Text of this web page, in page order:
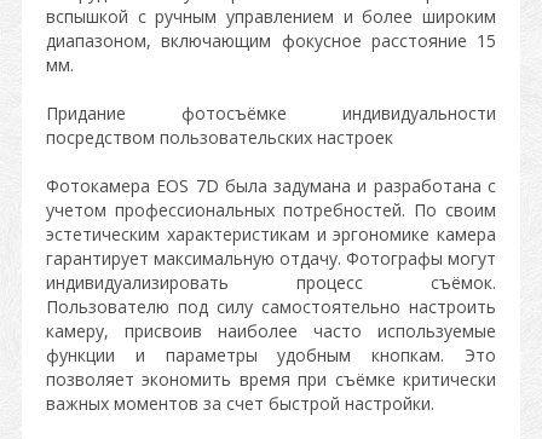
вспышкой с ручным управлением и более широким
диапазоном, включающим фокусное расстояние 15
мм.
Придание фотосъёмке индивидуальности
посредством пользовательских настроек
Фотокамера EOS 7D была задумана и разработана с
учетом профессиональных потребностей. По своим
эстетическим характеристикам и эргономике камера
гарантирует максимальную отдачу. Фотографы могут
индивидуализировать процесс съёмок.
Пользователю под силу самостоятельно настроить
камеру, присвоив наиболее часто используемые
функции и параметры удобным кнопкам. Это
позволяет экономить время при съёмке критически
важных моментов за счет быстрой настройки.